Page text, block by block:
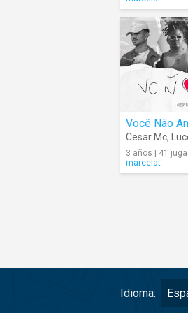
Você Não
Cesar Mc,
3 años | 41
marcelat
Idioma: